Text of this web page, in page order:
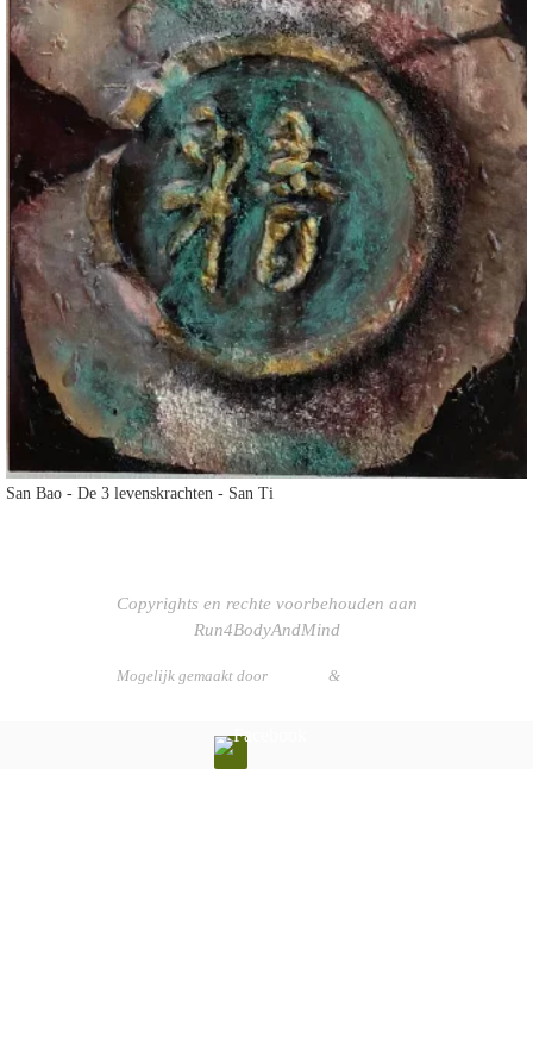
San Bao - De 3 levenskrachten - San Ti
Copyrights en rechte voorbehouden aan
Run4BodyAndMind
Mogelijk gemaakt door &